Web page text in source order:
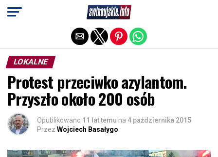
LOKALNE
Protest przeciwko azylantom.
Przyszło około 200 osób
Opublikowano 11 lat temu na 4 października 2015
Przez Wojciech Basałygo
Exit mobile version